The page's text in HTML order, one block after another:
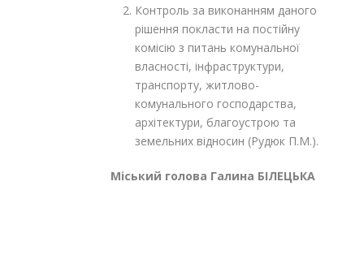
Контроль за виконанням даного
рішення покласти на постійну
комісію з питань комунальної
власності, інфраструктури,
транспорту, житлово-
комунального господарства,
архітектури, благоустрою та
земельних відносин (Рудюк П.М.).
Міський голова Галина БІЛЕЦЬКА